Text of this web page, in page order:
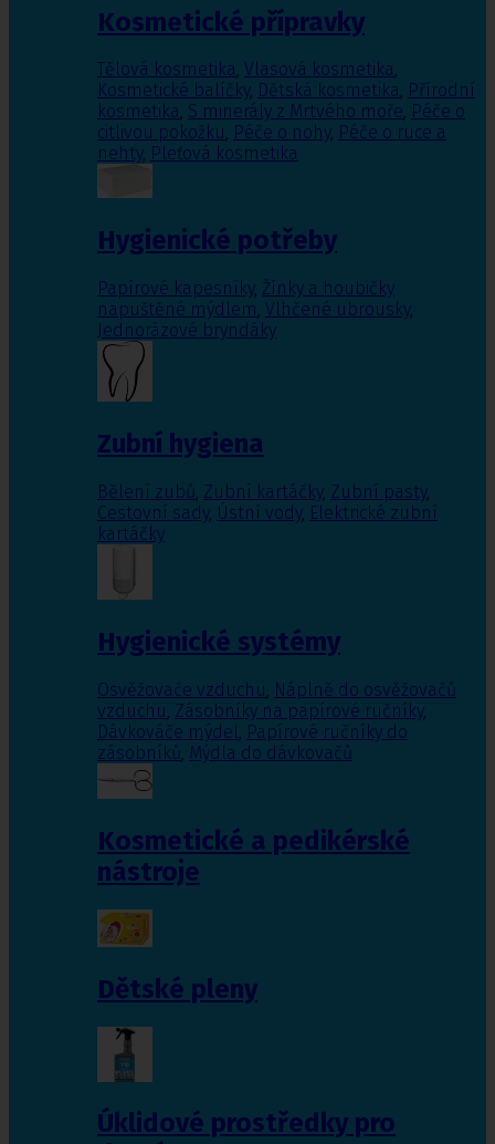
Kosmetické přípravky
Tělová kosmetika, Vlasová kosmetika,
Kosmetické balíčky, Dětská kosmetika, Přírodní
kosmetika, S minerály z Mrtvého moře, Péče o
citlivou pokožku, Péče o nohy, Péče o ruce a
nehty, Pleťová kosmetika
Hygienické potřeby
Papírové kapesníky, Žínky a houbičky
napuštěné mýdlem, Vlhčené ubrousky,
Jednorázové bryndáky
Zubní hygiena
Bělení zubů, Zubní kartáčky, Zubní pasty,
Cestovní sady, Ústní vody, Elektrické zubní
kartáčky
Hygienické systémy
Osvěžovače vzduchu, Náplně do osvěžovačů
vzduchu, Zásobníky na papírové ručníky,
Dávkováče mýdel, Papírové ručníky do
zásobníků, Mýdla do dávkovačů
Kosmetické a pedikérské
nástroje
Dětské pleny
Úklidové prostředky pro